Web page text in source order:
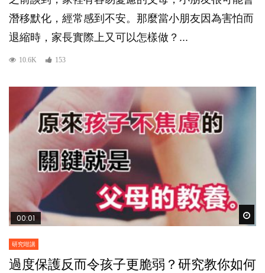
潛移默化，經常感到不安。那麼當小朋友因為害怕而
退縮時，家長實際上又可以怎樣做？...
10.6K 153
00:01
研究咁講
過度保護反而令孩子更脆弱？研究教你如何